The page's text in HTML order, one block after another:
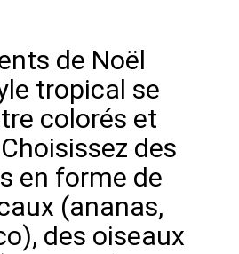
de Noël
tropical se
colorés et
des
en forme de
(ananas,
des oiseaux